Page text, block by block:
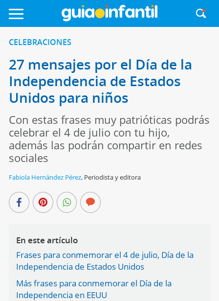
CELEBRACIONES
27 mensajes por el Día de la
Independencia de Estados
Unidos para niños
Con estas frases muy patrióticas podrás
celebrar el 4 de julio con tu hijo,
además las podrán compartir en redes
sociales
Fabiola Hernández Pérez, Periodista y editora
En este artículo
Frases para conmemorar el 4 de julio, Día de la
Independencia de Estados Unidos
Más frases para conmemorar el Día de la
Independencia en EEUU